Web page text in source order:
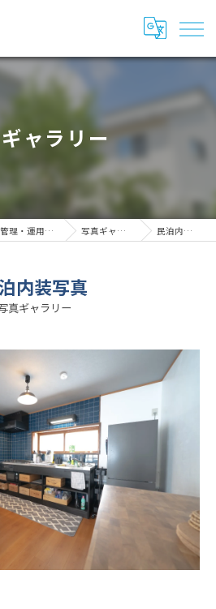
ャラリー
北海道ニセコ・札幌の民泊管理・運用代行はWeli'z 写真ギャラリー 民泊内装写真
真ギャラリー
内装写真